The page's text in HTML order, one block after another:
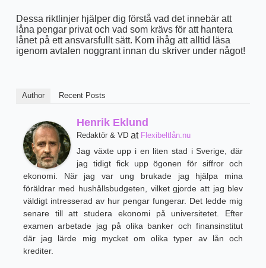
Dessa riktlinjer hjälper dig förstå vad det innebär att
låna pengar privat och vad som krävs för att hantera
lånet på ett ansvarsfullt sätt. Kom ihåg att alltid läsa
igenom avtalen noggrant innan du skriver under något!
Author Recent Posts
Henrik Eklund
Redaktör & VDat Flexibeltlån.nu
Jag växte upp i en liten stad i Sverige, där
jag tidigt fick upp ögonen för siffror och
ekonomi. När jag var ung brukade jag hjälpa mina
föräldrar med hushållsbudgeten, vilket gjorde att jag blev
väldigt intresserad av hur pengar fungerar. Det ledde mig
senare till att studera ekonomi på universitetet. Efter
examen arbetade jag på olika banker och finansinstitut
där jag lärde mig mycket om olika typer av lån och
krediter.